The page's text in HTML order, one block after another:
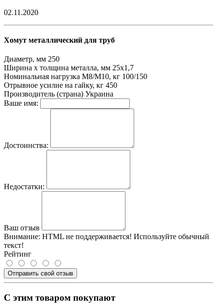
02.11.2020
Хомут металлический для труб
Диаметр, мм 250
Ширина х толщина металла, мм 25х1,7
Номинальная нагрузка М8/М10, кг 100/150
Отрывное усилие на гайку, кг 450
Производитель (страна) Украина
Ваше имя:
Достоинства:
Недостатки:
Ваш отзыв
Внимание: HTML не поддерживается! Используйте обычный
текст!
Рейтинг
Отправить свой отзыв
С этим товаром покупают